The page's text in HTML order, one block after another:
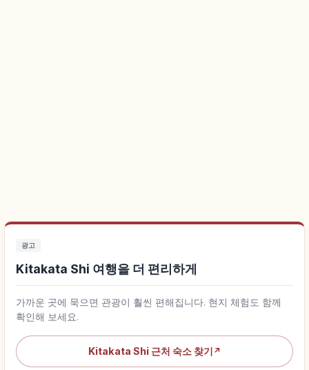
광고
Kitakata Shi 여행을 더 편리하게
가까운 곳에 묵으면 관광이 훨씬 편해집니다. 현지 체험도 함께
확인해 보세요.
Kitakata Shi 근처 숙소 찾기 ↗